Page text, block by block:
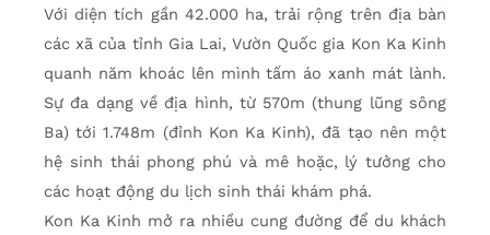
Với diện tích gần 42.000 ha, trải rộng trên địa bàn
các xã của tỉnh Gia Lai, Vườn Quốc gia Kon Ka Kinh
quanh năm khoác lên mình tấm áo xanh mát lành.
Sự đa dạng về địa hình, từ 570m (thung lũng sông
Ba) tới 1.748m (đỉnh Kon Ka Kinh), đã tạo nên một
hệ sinh thái phong phú và mê hoặc, lý tưởng cho
các hoạt động du lịch sinh thái khám phá.
Kon Ka Kinh mở ra nhiều cung đường để du khách